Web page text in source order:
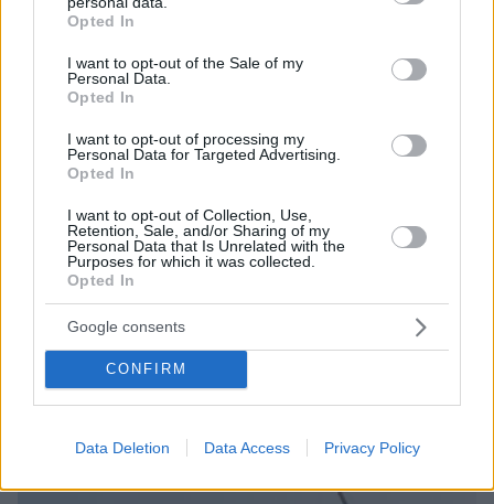
grant or deny consent to Google and its third-party tags to
use your data for below specified purposes in below Google
consent section.
Opted In
I want to opt-out of the Sale of my
Personal Data.
Opted In
I want to opt-out of processing my
Personal Data for Targeted Advertising.
Opted In
I want to opt-out of Collection, Use,
Retention, Sale, and/or Sharing of my
Personal Data that Is Unrelated with the
Purposes for which it was collected.
Opted In
Google consents
CONFIRM
Data Deletion Data Access Privacy Policy
«Πόσα θέλεις για το κορίτσι;»: Τουρίστας στην
Κρήτη ζητά... τιμή για να ασελγήσει σε ανήλικη, τι
καταγγέλλει ο ιδιοκτήτης επιχείρησης
07.08.2026, 18:22